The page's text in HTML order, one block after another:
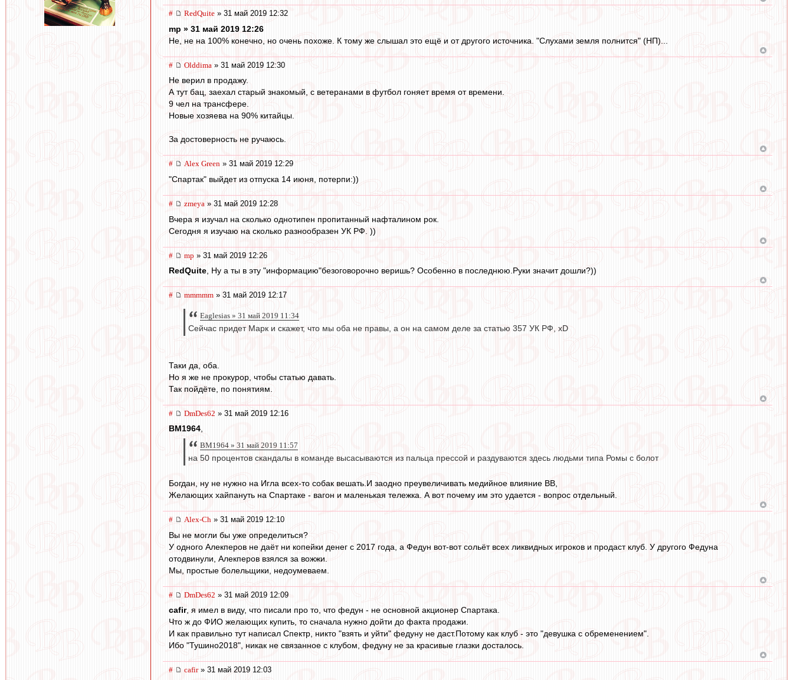
# RedQuite » 31 май 2019 12:32
mp » 31 май 2019 12:26
Не, не на 100% конечно, но очень похоже. К тому же слышал это ещё и от другого источника. "Слухами земля полнится" (НП)...
# Olddima » 31 май 2019 12:30
Не верил в продажу.
А тут бац, заехал старый знакомый, с ветеранами в футбол гоняет время от времени.
9 чел на трансфере.
Новые хозяева на 90% китайцы.
За достоверность не ручаюсь.
# Alex Green » 31 май 2019 12:29
"Спартак" выйдет из отпуска 14 июня, потерпи:))
# zmeya » 31 май 2019 12:28
Вчера я изучал на сколько однотипен пропитанный нафталином рок.
Сегодня я изучаю на сколько разнообразен УК РФ. ))
# mp » 31 май 2019 12:26
RedQuite , Ну а ты в эту "информацию"безоговорочно веришь? Особенно в последнюю.Руки значит дошли?))
# mmmmm » 31 май 2019 12:17
Eaglesias » 31 май 2019 11:34
Сейчас придет Марк и скажет, что мы оба не правы, а он на самом деле за статью 357 УК РФ, xD
Таки да, оба.
Но я же не прокурор, чтобы статью давать.
Так пойдёте, по понятиям.
# DmDes62 » 31 май 2019 12:16
BM1964,
BM1964 » 31 май 2019 11:57
на 50 процентов скандалы в команде высасываются из пальца прессой и раздуваются здесь людьми типа Ромы с болот
Богдан, ну не нужно на Игла всех-то собак вешать.И заодно преувеличивать медийное влияние ВВ,
Желающих хайпануть на Спартаке - вагон и маленькая тележка. А вот почему им это удается - вопрос отдельный.
# Alex-Ch » 31 май 2019 12:10
Вы не могли бы уже определиться?
У одного Алекперов не даёт ни копейки денег с 2017 года, а Федун вот-вот сольёт всех ликвидных игроков и продаст клуб. У другого Федуна
отодвинули, Алекперов взялся за вожжи.
Мы, простые болельщики, недоумеваем.
# DmDes62 » 31 май 2019 12:09
cafir, я имел в виду, что писали про то, что федун - не основной акционер Спартака.
Что ж до ФИО желающих купить, то сначала нужно дойти до факта продажи.
И как правильно тут написал Спектр, никто "взять и уйти" федуну не даст.Потому как клуб - это "девушка с обременением".
Ибо "Тушино2018", никак не связанное с клубом, федуну не за красивые глазки досталось.
# cafir» 31 май 2019 12:03